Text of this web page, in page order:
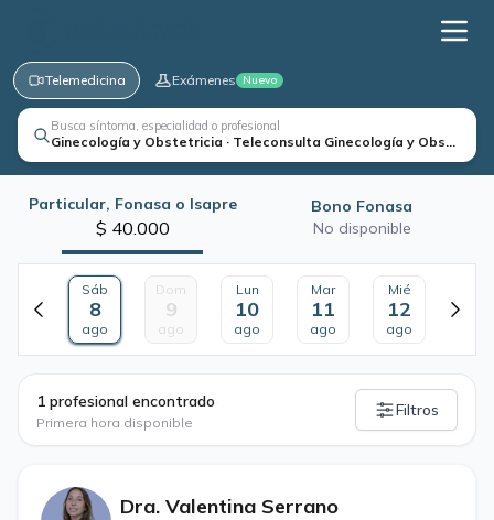
Telemedicina Exámenes Nuevo
Busca síntoma, especialidad o profesional
Ginecología y Obstetricia · Teleconsulta Ginecología y
Particular, Fonasa o Isapre
$ 40.000
Bono Fonasa
No disponible
Sáb
8
ago
Dom
9
ago
Lun
10
ago
Mar
11
ago
Mié
12
ago
1 profesional encontrado
Primera hora disponible
Filtros
Dra. Valentina Serrano